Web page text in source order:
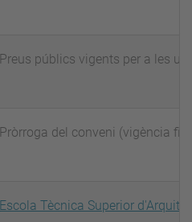
Preus públics vigents per a les
Pròrroga del conveni (vigència
Escola Tècnica Superior